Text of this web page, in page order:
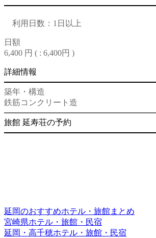
利用日数：1日以上
日額
6,400 円 ( : 6,400円 )
詳細情報
築年・構造
鉄筋コンクリート造
旅館 延寿荘の予約
延岡のおすすめホテル・旅館まとめ
宮崎県ホテル・旅館・民宿
延岡・高千穂ホテル・旅館・民宿